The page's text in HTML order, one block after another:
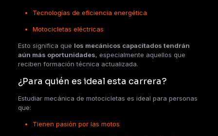
Tecnologías de eficiencia energética
Motocicletas eléctricas
Esto significa que los mecánicos capacitados tendrán
aún más oportunidades, especialmente aquellos que
reciben formación técnica actualizada.
¿Para quién es ideal esta carrera?
Estudiar mecánica de motocicletas es ideal para personas
que:
Tienen pasión por las motos